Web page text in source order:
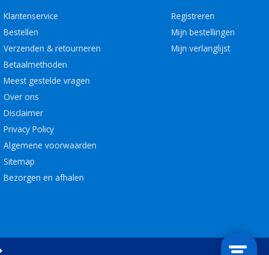
Klantenservice
Bestellen
Verzenden & retourneren
Betaalmethoden
Meest gestelde vragen
Over ons
Disclaimer
Privacy Policy
Algemene voorwaarden
Sitemap
Bezorgen en afhalen
Registreren
Mijn bestellingen
Mijn verlanglijst